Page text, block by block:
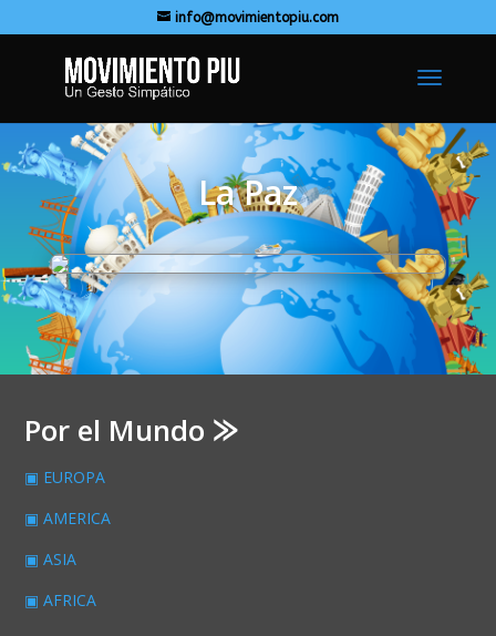
info@movimientopiu.com
La Paz
Por el Mundo ⨠
▣ EUROPA
▣ AMERICA
▣ ASIA
▣ AFRICA